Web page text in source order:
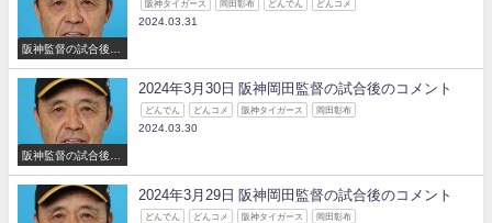
阪神監督の試合後の
阪神タイガース 岡田彰布 どんでん どんコメ
2024.03.31
阪神監督の試合後の
2024年3月30日 阪神岡田監督の試合後のコメント
どんでん どんコメ 阪神タイガース 岡田彰布
2024.03.30
2024年3月29日 阪神岡田監督の試合後のコメント
どんでん どんコメ 阪神タイガース 岡田彰布